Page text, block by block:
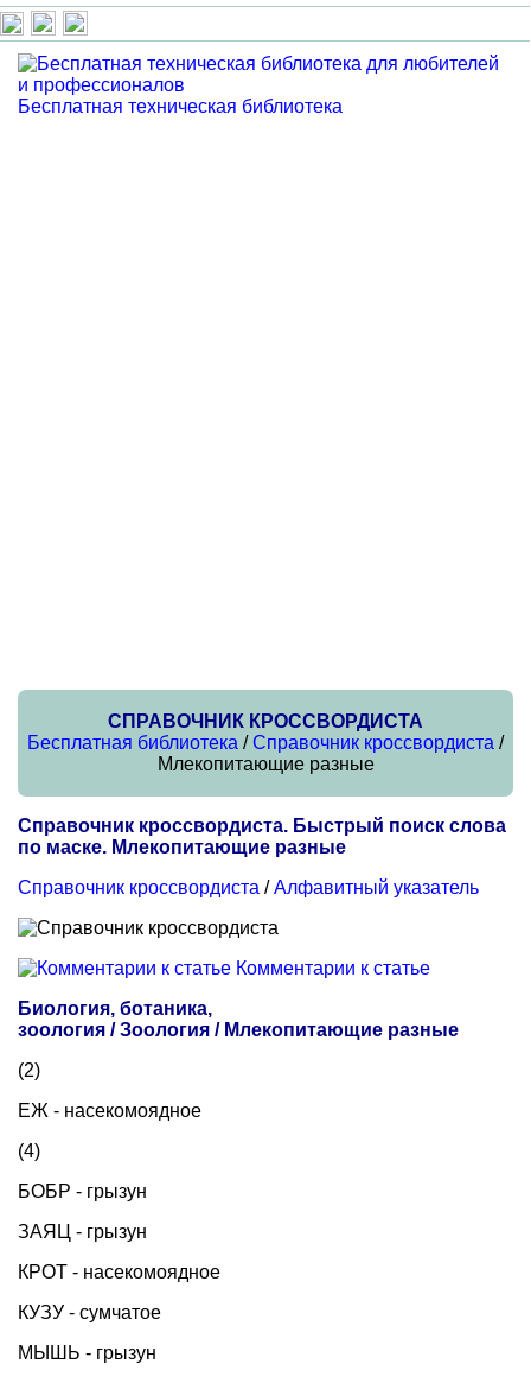
Бесплатная техническая библиотека
СПРАВОЧНИК КРОССВОРДИСТА
Бесплатная библиотека /Справочник кроссвордиста /
Млекопитающие разные
Справочник кроссвордиста. Быстрый поиск слова
по маске. Млекопитающие разные
Справочник кроссвордиста /Алфавитный указатель
Комментарии к статье
Биология, ботаника,
зоология / Зоология / Млекопитающие разные
(2)
ЕЖ - насекомоядное
(4)
БОБР - грызун
ЗАЯЦ - грызун
КРОТ - насекомоядное
КУЗУ - сумчатое
МЫШЬ - грызун